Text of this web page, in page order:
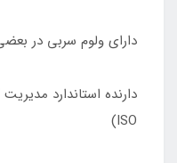
دارای ولوم سربی در
ISO)